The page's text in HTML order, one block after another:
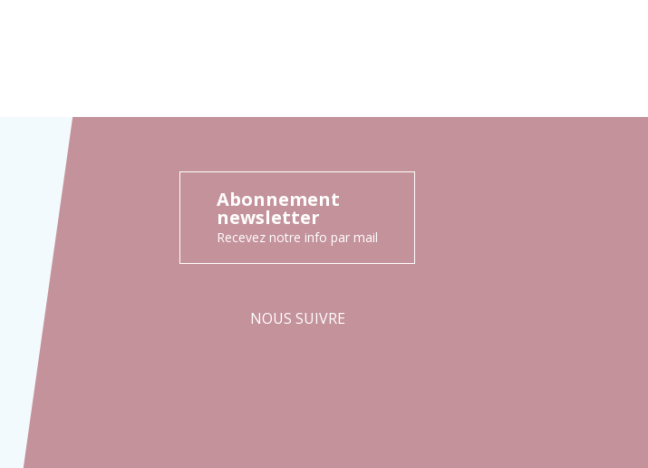
Abonnement
newsletter
Recevez notre info par mail
NOUS SUIVRE